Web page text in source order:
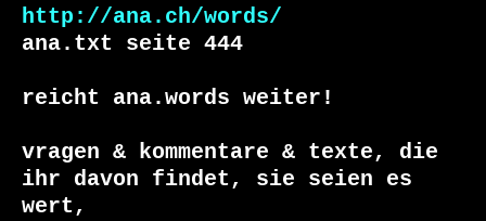
http://ana.ch/words/
ana.txt seite 444
reicht ana.words weiter!
vragen & kommentare & texte, die
ihr davon findet, sie seien es
wert,